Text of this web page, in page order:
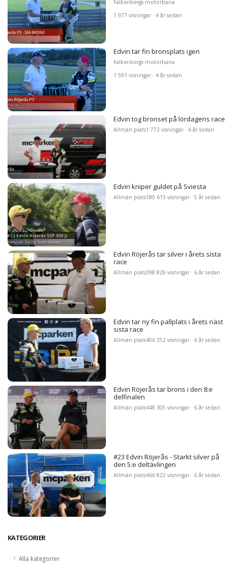
Falkenbergs motorbana
1 977 visningar · 4 år sedan
Edvin tar fin bronsplats igen
Falkenbergs motorbana
1 591 visningar · 4 år sedan
Edvin tog bronset på lördagens race
Allmän plats1 773 visningar · 4 år sedan
Edvin kniper guldet på Sviesta
Allmän plats180 613 visningar · 5 år sedan
Edvin Röjerås tar silver i årets sista
race
Allmän plats398 828 visningar · 6 år sedan
Edvin tar ny fin pallplats i årets näst
sista race
Allmän plats406 352 visningar · 6 år sedan
Edvin Röjerås tar brons i den 8:e
delfinalen
Allmän plats448 305 visningar · 6 år sedan
#23 Edvin Röjerås - Starkt silver på
den 5:e deltävlingen
Allmän plats466 822 visningar · 6 år sedan
KATEGORIER
Alla kategorier